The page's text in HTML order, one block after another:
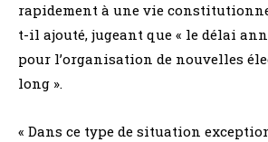
rapidement à une vie
t-il ajouté, jugeant que « le délai
pour l’organisation de nouvelles
long ».
« Dans ce type de situation